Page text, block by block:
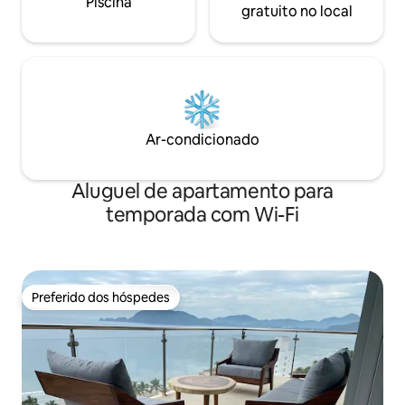
gratuito no local
Ar-condicionado
Aluguel de apartamento para
temporada com Wi-Fi
Preferido dos hóspedes
Preferido dos hóspedes